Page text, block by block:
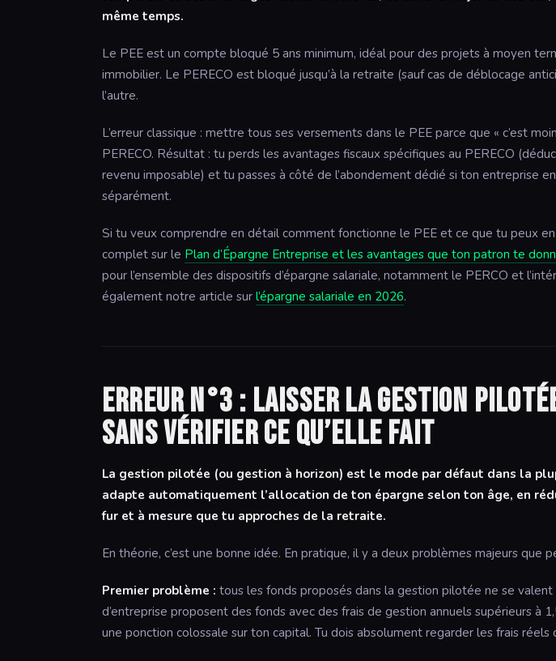
même temps.
Le PEE est un compte bloqué 5 ans minimum, idéal pour des projets à moyen
immobilier. Le PERECO est bloqué jusqu’à la retraite (sauf cas de déblocage
l’autre.
L’erreur classique : mettre tous ses versements dans le PEE parce que « c’est
PERECO. Résultat : tu perds les avantages fiscaux spécifiques au PERECO
revenu imposable) et tu passes à côté de l’abondement dédié si ton entreprise
séparément.
Si tu veux comprendre en détail comment fonctionne le PEE et ce que tu peux
complet sur le Plan d’Épargne Entreprise et les avantages que ton patron te
pour l’ensemble des dispositifs d’épargne salariale, notamment le PERCO et
également notre article sur l’épargne salariale en 2026.
Erreur n°3 : laisser la gestion
sans vérifier ce qu’elle fait
La gestion pilotée (ou gestion à horizon) est le mode par défaut dans la
adapte automatiquement l’allocation de ton épargne selon ton âge, en
fur et à mesure que tu approches de la retraite.
En théorie, c’est une bonne idée. En pratique, il y a deux problèmes majeurs que
Premier problème : tous les fonds proposés dans la gestion pilotée ne se valent
d’entreprise proposent des fonds avec des frais de gestion annuels supérieurs à
une ponction colossale sur ton capital. Tu dois absolument regarder les frais